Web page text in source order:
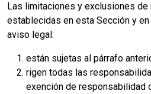
Las limitaciones y exclusiones
establecidas en esta Sección y
aviso legal:
están sujetas al párrafo
rigen todas las
exención de responsabilidad